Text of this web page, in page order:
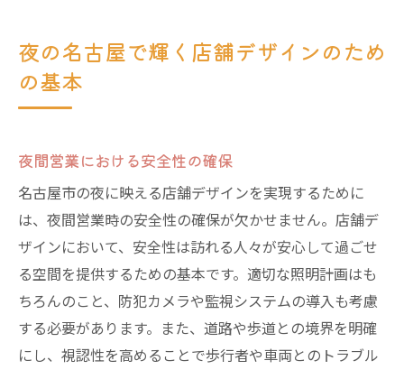
夜の名古屋で輝く店舗デザインのため
の基本
夜間営業における安全性の確保
名古屋市の夜に映える店舗デザインを実現するために
は、夜間営業時の安全性の確保が欠かせません。店舗デ
ザインにおいて、安全性は訪れる人々が安心して過ごせ
る空間を提供するための基本です。適切な照明計画はも
ちろんのこと、防犯カメラや監視システムの導入も考慮
する必要があります。また、道路や歩道との境界を明確
にし、視認性を高めることで歩行者や車両とのトラブル